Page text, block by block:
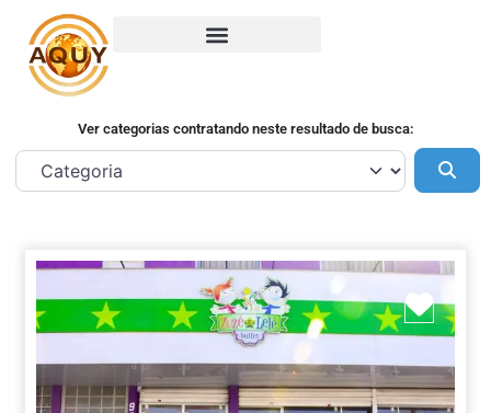
Ver categorias contratando neste resultado de busca: